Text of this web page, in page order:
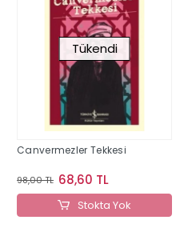
Tükendi
Canvermezler Tekkesi
98,00 TL 68,60 TL
Stokta Yok